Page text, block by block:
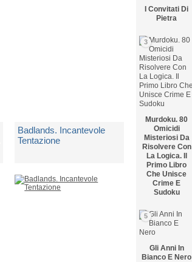
Badlands. Incantevole
Tentazione
I Convitati Di
Pietra
3
Murdoku. 80
Omicidi
Misteriosi Da
Risolvere Con
La Logica. Il
Primo Libro
Che Unisce
Crime E
Sudoku
5
Gli Anni In
Bianco E Nero